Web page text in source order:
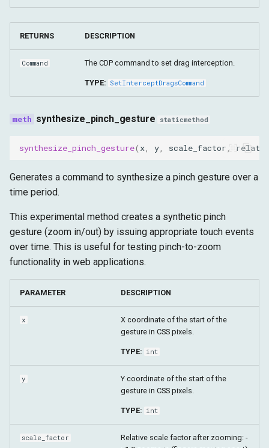
RETURNS DESCRIPTION
Command The CDP command to set drag interception.
TYPE: SetInterceptDragsCommand
synthesize_pinch_gesture staticmethod
synthesize_pinch_gesture( x y scale_factor
Generates a command to synthesize a pinch gesture over a
time period.
This experimental method creates a synthetic pinch
gesture (zoom in/out) by issuing appropriate touch events
over time. This is useful for testing pinch-to-zoom
functionality in web applications.
PARAMETER DESCRIPTION
x
X coordinate of the start of the
gesture in CSS pixels.
TYPE: int
y
Y coordinate of the start of the
gesture in CSS pixels.
TYPE: int
scale_factor
Relative scale factor after zooming: -